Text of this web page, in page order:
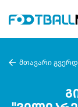
მთავარი